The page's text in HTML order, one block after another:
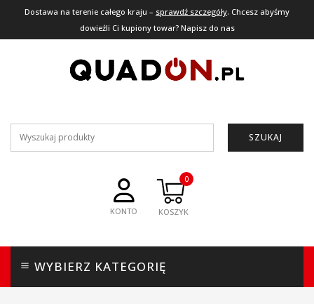
Dostawa na terenie całego kraju – sprawdź szczegóły. Chcesz abyśmy
dowieźli Ci kupiony towar? Napisz do nas
SZUKAJ
KONTO
0
WYBIERZ KATEGORIĘ